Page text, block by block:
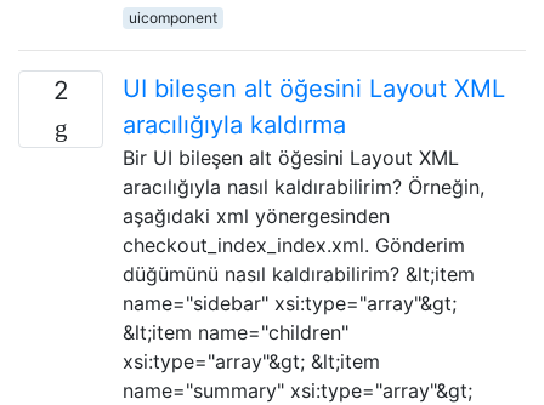
uicomponent
2
UI bileşen alt öğesini Layout XML
aracılığıyla kaldırma
Bir UI bileşen alt öğesini Layout XML
aracılığıyla nasıl kaldırabilirim? Örneğin,
aşağıdaki xml yönergesinden
checkout_index_index.xml. Gönderim
düğümünü nasıl kaldırabilirim? &lt;item
name="sidebar" xsi:type="array"&gt;
&lt;item name="children"
xsi:type="array"&gt; &lt;item
name="summary" xsi:type="array"&gt;